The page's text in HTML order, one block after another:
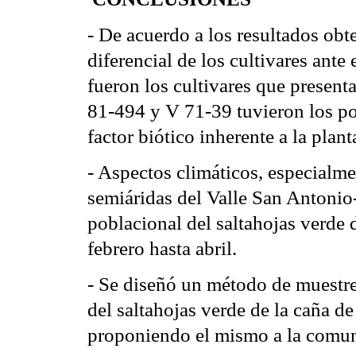
- De acuerdo a los resultados
diferencial de los cultivares
fueron los cultivares que
81-494 y V 71-39 tuvieron los
factor biótico inherente a la
- Aspectos climáticos,
semiáridas del Valle San
poblacional del saltahojas verde
febrero hasta abril.
- Se diseñó un método de
del saltahojas verde de la caña
proponiendo el mismo a la